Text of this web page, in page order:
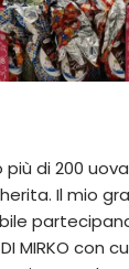
di 200
Il mio
MIRKO con